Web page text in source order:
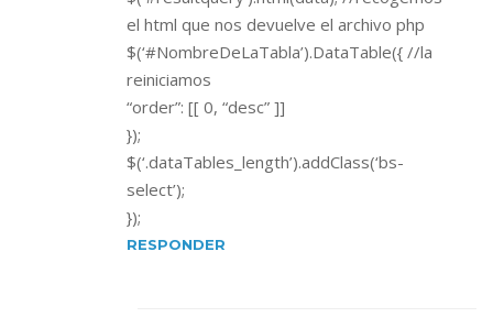
el html que nos devuelve el archivo php
$(‘#NombreDeLaTabla’).DataTable({ //la
reiniciamos
“order”: [[ 0, “desc” ]]
});
$(‘.dataTables_length’).addClass(‘bs-
select’);
});
RESPONDER